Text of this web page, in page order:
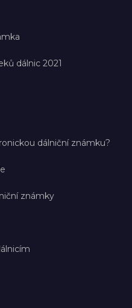
dálnic 2021
dálniční známku?
známky